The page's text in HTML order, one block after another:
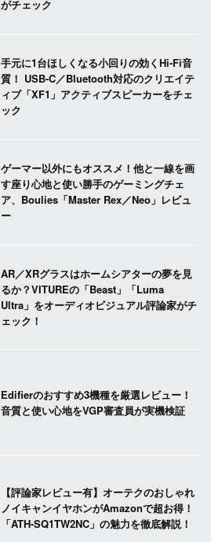
がチェック
手元に1台ほしくなる小回りの効くHi-Fi音
質！ USB-C／Bluetooth対応のクリエイテ
ィブ「XF1」アクティブスピーカーをチェ
ック
ゲーマー以外にもオススメ！他と一線を画
す座り心地と使い勝手のゲーミングチェ
ア、Boulies「Master Rex／Neo」レビュ
ー
AR／XRグラスはホームシアターの夢を見
るか？VITUREの「Beast」「Luma
Ultra」をオーディオビジュアル評論家がチ
ェック！
Edifierのおすすめ3機種を厳選レビュー！
音質と使い心地をVGP審査員が実機検証
【評論家レビュー有】オーテクのおしゃれ
ノイキャンイヤホンがAmazonで超お得！
「ATH-SQ1TW2NC」の魅力を徹底解説！